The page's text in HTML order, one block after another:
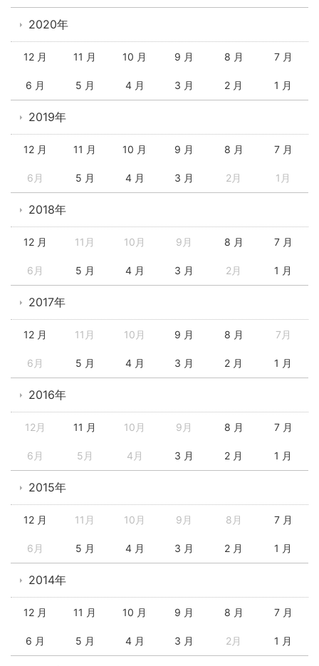
2020年
12 月 11 月 10 月 9 月 8 月 7 月
6 月 5 月 4 月 3 月 2 月 1 月
2019年
12 月 11 月 10 月 9 月 8 月 7 月
6月 5 月 4 月 3 月 2月 1月
2018年
12 月 11月 10月 9月 8 月 7 月
6月 5 月 4 月 3 月 2月 1 月
2017年
12 月 11月 10月 9 月 8 月 7月
6月 5 月 4 月 3 月 2 月 1 月
2016年
12月 11 月 10月 9月 8 月 7 月
6月 5月 4月 3 月 2 月 1 月
2015年
12 月 11月 10月 9月 8月 7 月
6月 5 月 4 月 3 月 2 月 1 月
2014年
12 月 11 月 10 月 9 月 8 月 7 月
6 月 5 月 4 月 3 月 2月 1 月